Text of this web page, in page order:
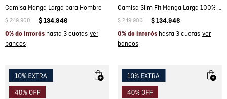
Camisa Manga Larga para Hombre
$ 249.900 $ 134.946
0% de interés hasta 3 cuotas
Camisa Slim Fit Manga Larga 100% Algodón con Textura Espina de Pescado para Hombre
$ 249.900 $ 134.946
0% de interés hasta 3 cuotas